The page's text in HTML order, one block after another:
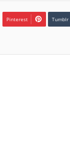
‏Tumblr
Pinterest